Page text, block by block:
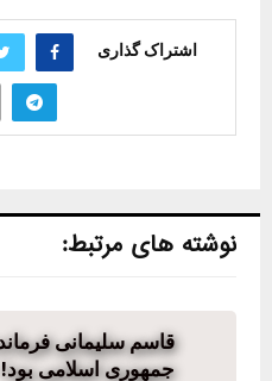
اشتراک گذاری
نوشته های مرتبط:
قاسم سلیمانی
جمهوری اسلامی بود!